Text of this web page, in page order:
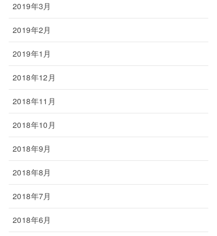
2019年3月
2019年2月
2019年1月
2018年12月
2018年11月
2018年10月
2018年9月
2018年8月
2018年7月
2018年6月